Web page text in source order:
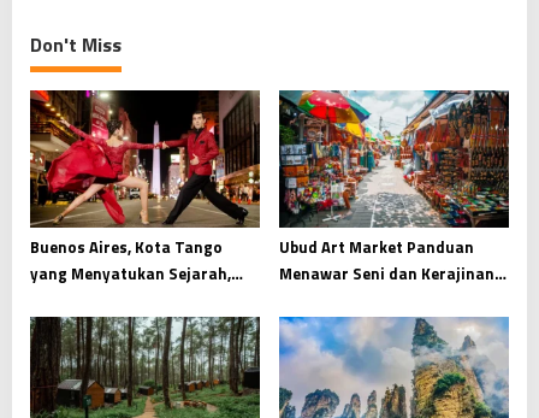
Don't Miss
Buenos Aires, Kota Tango
yang Menyatukan Sejarah,
Ubud Art Market Panduan
Menawar Seni dan Kerajinan
Bali